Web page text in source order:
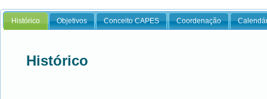
Histórico Objetivos Conceito CAPES Coordenação
Histórico